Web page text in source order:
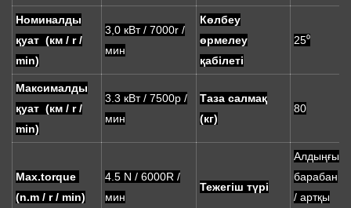
Номиналды
қуат (км / r /
min)
3,0 кВт / 7000r /
мин
Көлбеу
өрмелеу
қабілеті
25⁰
Максималды
қуат (км / r /
min)
3.3 кВт / 7500р /
мин
Таза салмақ
(кг)
80
Max.torque
(n.m / r / min)
4.5 N / 6000R /
мин
Тежегіш түрі
Алдыңғы
барабан
/ артқы